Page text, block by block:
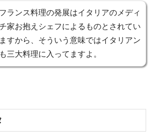
フランス料理の発展はイタリアのメディ
家お抱えシェフによるものとされてい
ますから、そういう意味ではイタリアン
も三大料理に入ってますよ。